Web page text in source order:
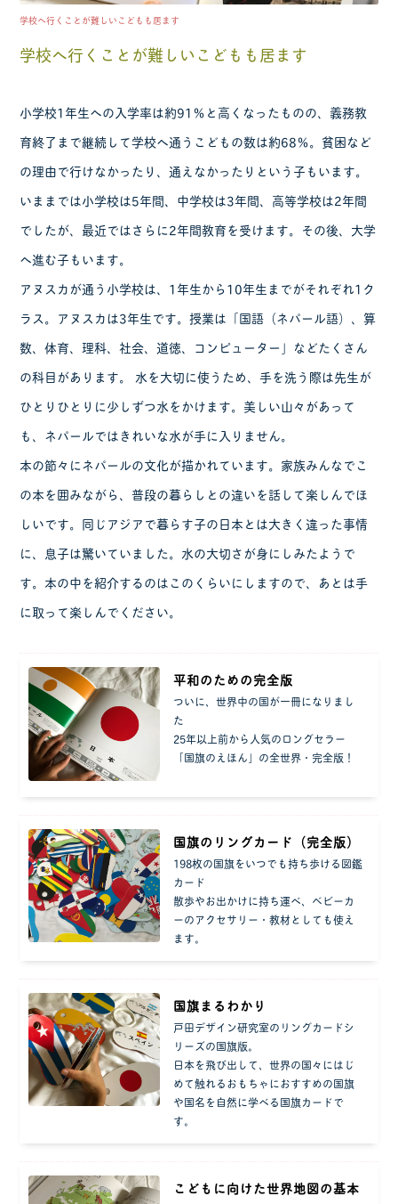
学校へ行くことが難しいこどもも居ます
学校へ行くことが難しいこどもも居ます
小学校1年生への入学率は約91％と高くなったものの、義務教
育終了まで継続して学校へ通うこどもの数は約68％。貧困など
の理由で行けなかったり、通えなかったりという子もいます。
いままでは小学校は5年間、中学校は3年間、高等学校は2年間
でしたが、最近ではさらに2年間教育を受けます。その後、大学
へ進む子もいます。
アヌスカが通う小学校は、1年生から10年生までがそれぞれ1ク
ラス。アヌスカは3年生です。授業は「国語（ネパール語）、算
数、体育、理科、社会、道徳、コンピューター」などたくさん
の科目があります。 水を大切に使うため、手を洗う際は先生が
ひとりひとりに少しずつ水をかけます。美しい山々があって
も、ネパールではきれいな水が手に入りません。
本の節々にネパールの文化が描かれています。家族みんなでこ
の本を囲みながら、普段の暮らしとの違いを話して楽しんでほ
しいです。同じアジアで暮らす子の日本とは大きく違った事情
に、息子は驚いていました。水の大切さが身にしみたようで
す。本の中を紹介するのはこのくらいにしますので、あとは手
に取って楽しんでください。
平和のための完全版
ついに、世界中の国が一冊になりまし
た
25年以上前から人気のロングセラー
「国旗のえほん」の全世界・完全版！
国旗のリングカード（完全版）
198枚の国旗をいつでも持ち歩ける図鑑
カード
散歩やお出かけに持ち運べ、ベビーカ
ーのアクセサリー・教材としても使え
ます。
国旗まるわかり
戸田デザイン研究室のリングカードシ
リーズの国旗版。
日本を飛び出して、世界の国々にはじ
めて触れるおもちゃにおすすめの国旗
や国名を自然に学べる国旗カードで
す。
こどもに向けた世界地図の基本